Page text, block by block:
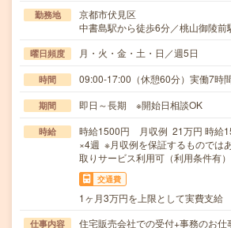
勤務地
京都市伏見区
中書島駅から徒歩6分／桃山御陵前
曜日頻度 月・火・金・土・日／週5日
時間 09:00-17:00（休憩60分）実働7時
期間 即日～長期 ※開始日相談OK
時給
時給1500円 月収例 21万円 時給
×4週 ※月収例を保証するものでは
取りサービス利用可（利用条件有）
交通費
1ヶ月3万円を上限として実費支給
仕事内容
住宅販売会社での受付+事務のお仕